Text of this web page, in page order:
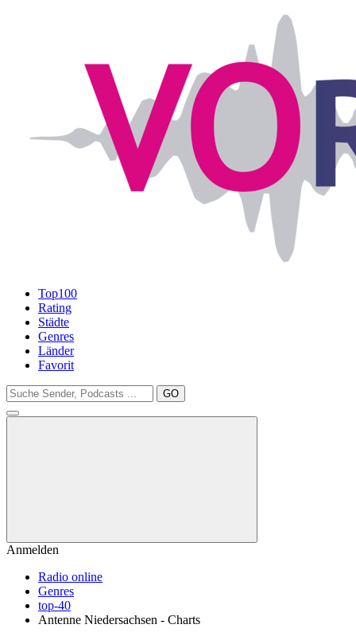
Top100
Rating
Städte
Genres
Länder
Favorit
GO
Anmelden
Radio online
Genres
top-40
Antenne Niedersachsen - Charts